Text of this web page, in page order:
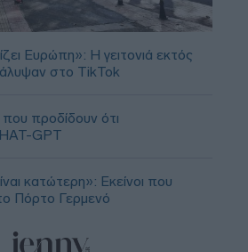
Ευρώπη»: H γειτονιά εκτός
στο TikTok
προδίδουν ότι
GPT
κατώτερη»: Εκείνοι που
Πόρτο Γερμενό